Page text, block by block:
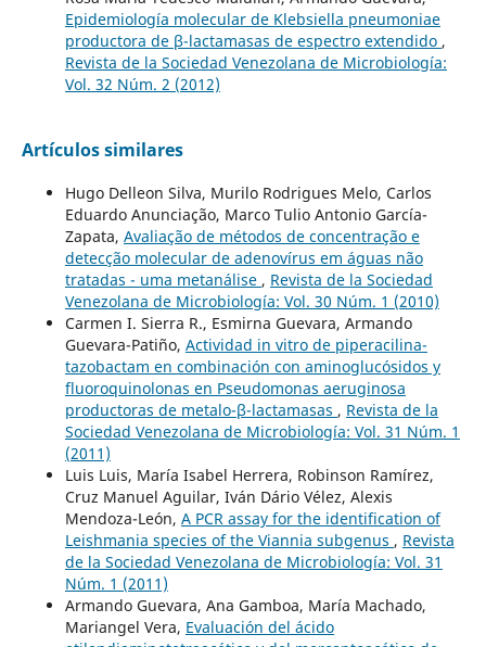
Epidemiología molecular de Klebsiella pneumoniae
productora de β-lactamasas de espectro extendido ,
Revista de la Sociedad Venezolana de Microbiología:
Vol. 32 Núm. 2 (2012)
Artículos similares
Hugo Delleon Silva, Murilo Rodrigues Melo, Carlos
Eduardo Anunciação, Marco Tulio Antonio García-
Zapata, Avaliação de métodos de concentração e
detecção molecular de adenovírus em águas não
tratadas - uma metanálise , Revista de la Sociedad
Venezolana de Microbiología: Vol. 30 Núm. 1 (2010)
Carmen I. Sierra R., Esmirna Guevara, Armando
Guevara-Patiño, Actividad in vitro de piperacilina-
tazobactam en combinación con aminoglucósidos y
fluoroquinolonas en Pseudomonas aeruginosa
productoras de metalo-β-lactamasas , Revista de la
Sociedad Venezolana de Microbiología: Vol. 31 Núm. 1
(2011)
Luis Luis, María Isabel Herrera, Robinson Ramírez,
Cruz Manuel Aguilar, Iván Dário Vélez, Alexis
Mendoza-León, A PCR assay for the identification of
Leishmania species of the Viannia subgenus , Revista
de la Sociedad Venezolana de Microbiología: Vol. 31
Núm. 1 (2011)
Armando Guevara, Ana Gamboa, María Machado,
Mariangel Vera, Evaluación del ácido